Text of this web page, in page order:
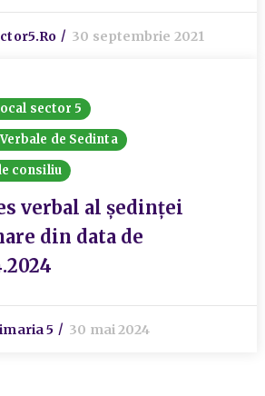
30 septembrie 2021
sector 5
de Sedinta
consiliu
verbal al ședinței
din data de
5 30 mai 2024